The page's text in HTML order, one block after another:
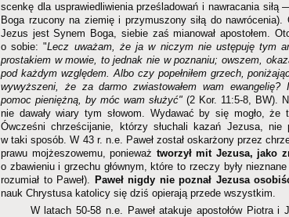
scenkę dla usprawiedliwienia prześladowań i nawracania siłą
Boga rzucony na ziemię i przymuszony siłą do nawrócenia).
Jezus jest Synem Boga, siebie zaś mianował apostołem.
o sobie: "Lecz uważam, że ja w niczym nie ustępuję tym
prostakiem w mowie, to jednak nie w poznaniu; owszem,
pod każdym względem. Albo czy popełniłem grzech,
wywyższeni, że za darmo zwiastowałem wam ewangelię?
pomoc pieniężną, by móc wam służyć" (2 Kor. 11:5-8, BW).
nie dawały wiary tym słowom. Wydawać by się mogło,
Ówcześni chrześcijanie, którzy słuchali kazań Jezusa, nie
w taki sposób. W 43 r. n.e. Paweł został oskarżony przez
prawu mojżeszowemu, ponieważ tworzył mit Jezusa, jako
o zbawieniu i grzechu głównym, które to rzeczy były
rozumiał to Paweł). Paweł nigdy nie poznał Jezusa
nauk Chrystusa katolicy się dziś opierają przede wszystkim.
W latach 50-58 n.e. Paweł atakuje apostołów Piotra i